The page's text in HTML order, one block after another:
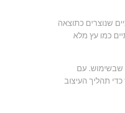
שנוצרים כתוצאה
כמו עץ מלא
שבשימוש. עם
תהליך העיצוב